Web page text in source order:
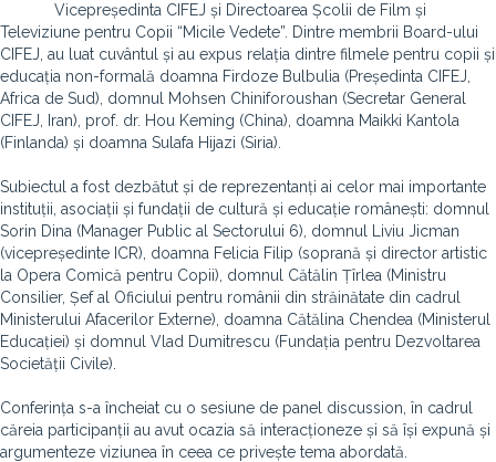
Vicepreședinta CIFEJ și Directoarea Școlii de Film și
Televiziune pentru Copii “Micile Vedete”. Dintre membrii Board-ului
CIFEJ, au luat cuvântul și au expus relația dintre filmele pentru copii și
educația non-formală doamna Firdoze Bulbulia (Președinta CIFEJ,
Africa de Sud), domnul Mohsen Chiniforoushan (Secretar General
CIFEJ, Iran), prof. dr. Hou Keming (China), doamna Maikki Kantola
(Finlanda) și doamna Sulafa Hijazi (Siria).
Subiectul a fost dezbătut și de reprezentanți ai celor mai importante
instituții, asociații și fundații de cultură și educație românești: domnul
Sorin Dina (Manager Public al Sectorului 6), domnul Liviu Jicman
(vicepreședinte ICR), doamna Felicia Filip (soprană și director artistic
la Opera Comică pentru Copii), domnul Cătălin Țîrlea (Ministru
Consilier, Șef al Oficiului pentru românii din străinătate din cadrul
Ministerului Afacerilor Externe), doamna Cătălina Chendea (Ministerul
Educației) și domnul Vlad Dumitrescu (Fundația pentru Dezvoltarea
Societății Civile).
Conferința s-a încheiat cu o sesiune de panel discussion, în cadrul
căreia participanții au avut ocazia să interacționeze și să își expună și
argumenteze viziunea în ceea ce privește tema abordată.